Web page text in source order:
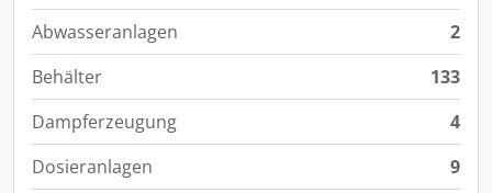
Abwasseranlagen
2
Behälter
133
Dampferzeugung
4
Dosieranlagen
9